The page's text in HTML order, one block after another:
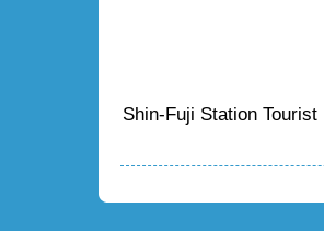
Shin-Fuji Station